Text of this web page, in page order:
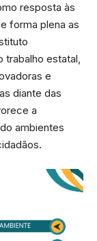
resposta às
forma plena as
trabalho estatal,
e
diante das
a
ambientes